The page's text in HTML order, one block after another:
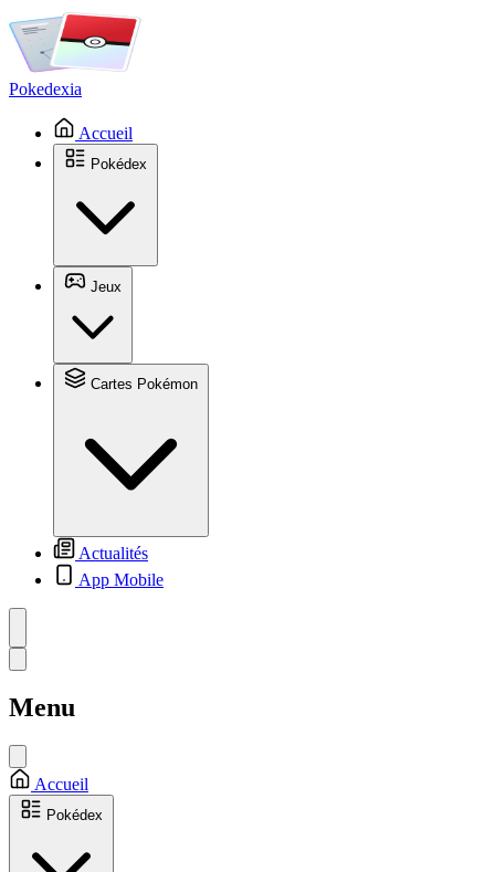
Pokedexia
Accueil
Actualités
App Mobile
Menu
Accueil